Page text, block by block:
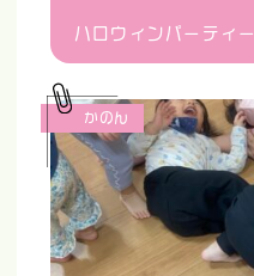
ハロウィンパーティー
かのん